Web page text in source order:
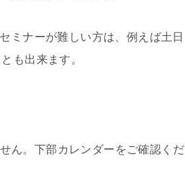
ミナーが難しい方は、例えば土日
も出来ます。
ん。下部カレンダーをご確認くだ